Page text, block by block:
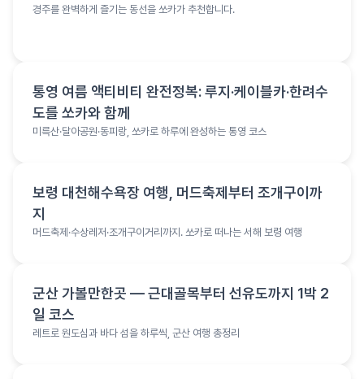
경주를 완벽하게 즐기는 동선을 쏘카가 추천합니다.
여행 정보
통영 여름 액티비티 완전정복: 루지·케이블카·한려수
도를 쏘카와 함께
미륵산·달아공원·동피랑, 쏘카로 하루에 완성하는 통영 코스
여행 정보
보령 대천해수욕장 여행, 머드축제부터 조개구이까
지
머드축제·수상레저·조개구이거리까지. 쏘카로 떠나는 서해 보령 여행
여행 정보
군산 가볼만한곳 — 근대골목부터 선유도까지 1박 2
일 코스
레트로 원도심과 바다 섬을 하루씩, 군산 여행 총정리